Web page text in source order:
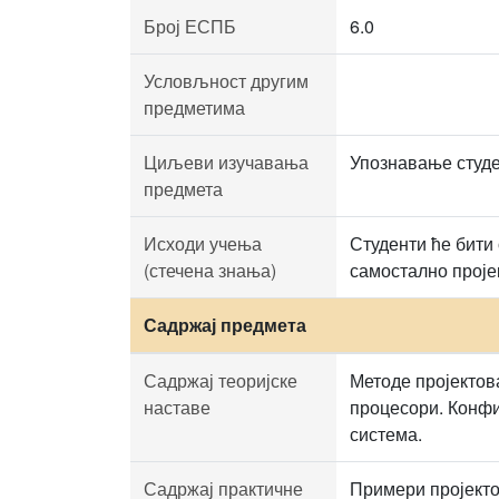
Број ЕСПБ 6.0
Условљност другим
предметима
Циљеви изучавања
предмета
Упознавање
Исходи учења
(стечена знања)
Студенти ће
самостално
Садржај предмета
Садржај теоријске
наставе
Методе
процесори.
система.
Садржај практичне Примери